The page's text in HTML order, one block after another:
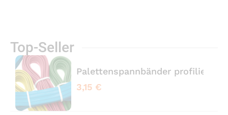
Top-Seller
Palettenspannbänder profiliert
3,15 €